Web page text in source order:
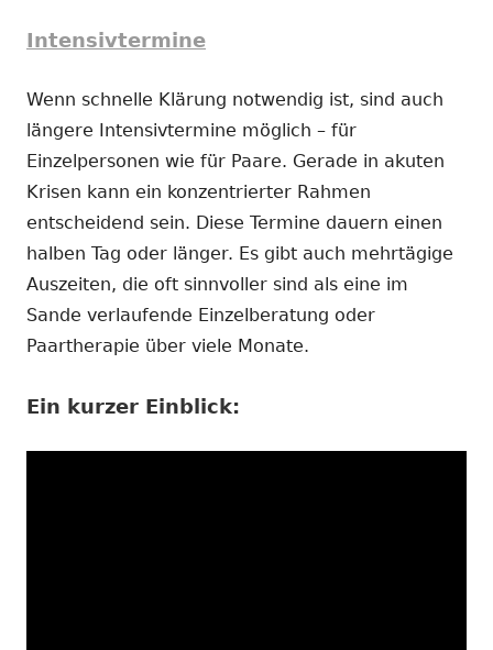
Intensivtermine
Wenn schnelle Klärung notwendig ist, sind auch
längere Intensivtermine möglich – für
Einzelpersonen wie für Paare. Gerade in akuten
Krisen kann ein konzentrierter Rahmen
entscheidend sein. Diese Termine dauern einen
halben Tag oder länger. Es gibt auch mehrtägige
Auszeiten, die oft sinnvoller sind als eine im
Sande verlaufende Einzelberatung oder
Paartherapie über viele Monate.
Ein kurzer Einblick: